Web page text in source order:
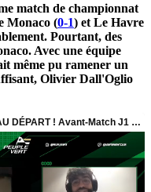
match de championnat
Monaco (0-1) et Le Havre
Pourtant, des
Avec une équipe
même pu ramener un
Olivier Dall'Oglio